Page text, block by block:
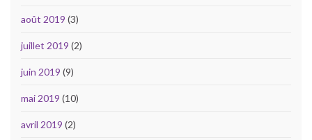
août 2019 (3)
juillet 2019 (2)
juin 2019 (9)
mai 2019 (10)
avril 2019 (2)